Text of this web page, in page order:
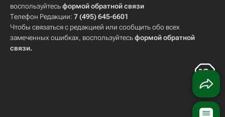
воспользуйтесьформой обратной связи
Телефон Редакции: 7 (495) 645-6601
Чтобы связаться с редакцией или сообщить обо всех
замеченных ошибках, воспользуйтесьформой обратной
связи.